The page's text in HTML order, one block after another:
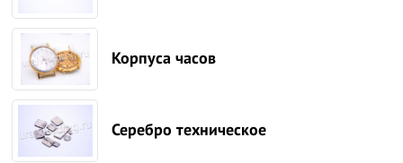
Корпуса часов
Серебро техническое